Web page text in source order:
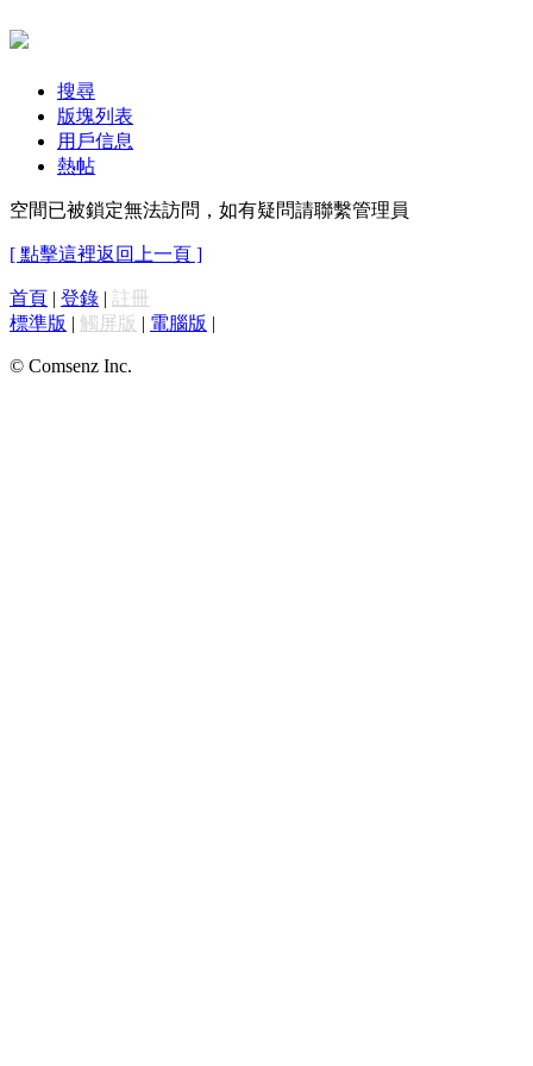
搜尋
版塊列表
用戶信息
熱帖
空間已被鎖定無法訪問，如有疑問請聯繫管理員
[ 點擊這裡返回上一頁 ]
首頁 | 登錄 | 註冊
標準版 | 觸屏版 | 電腦版 |
© Comsenz Inc.